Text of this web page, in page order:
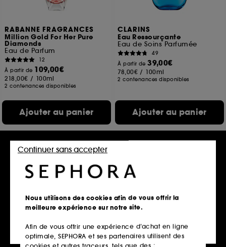
RABANNE FRAGRANCES
Million Gold For Her Pure
Diamonds
Eau de Parfum
12
À partir de 109,00€
218,00€ / 100ml
2 contenances disponibles
Ajouter au panier
CLARINS
Eau Ressourçante
Eau de Soins Parfumée
49
À partir de39,00€
78,00€ / 100ml
2 contenances disponibles
Ajouter au panier
LE MONDE GOURMAND
Crème Vanille
Eau de Parfum
Hot on social
LANCÔME
La Vie est Belle L'Elixir
Eau de Parfum
Nous utilisons des cookies afin de vous offrir la
meilleure expérience sur notre site.
Afin de vous offrir une expérience d’achat en ligne
optimale, SEPHORA et ses partenaires utilisent des
cookies et autres traceurs, tels que des :
Continuer sans accepter